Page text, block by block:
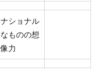
ナショナル
なものの想
像力